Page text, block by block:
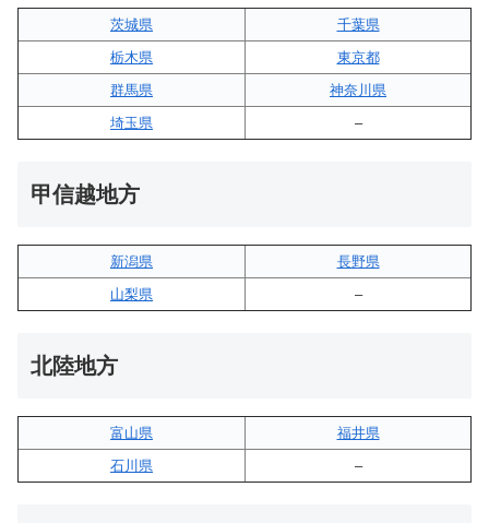
茨城県
千葉県
栃木県
東京都
群馬県
神奈川県
埼玉県
–
甲信越地方
新潟県
長野県
山梨県
–
北陸地方
富山県
福井県
石川県
–